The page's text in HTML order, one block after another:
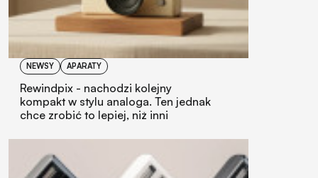
NEWSY APARATY
Rewindpix - nachodzi kolejny
kompakt w stylu analoga. Ten jednak
chce zrobić to lepiej, niż inni